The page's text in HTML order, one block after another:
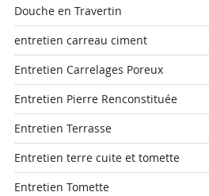
Douche en Travertin
entretien carreau ciment
Entretien Carrelages Poreux
Entretien Pierre Renconstituée
Entretien Terrasse
Entretien terre cuite et tomette
Entretien Tomette